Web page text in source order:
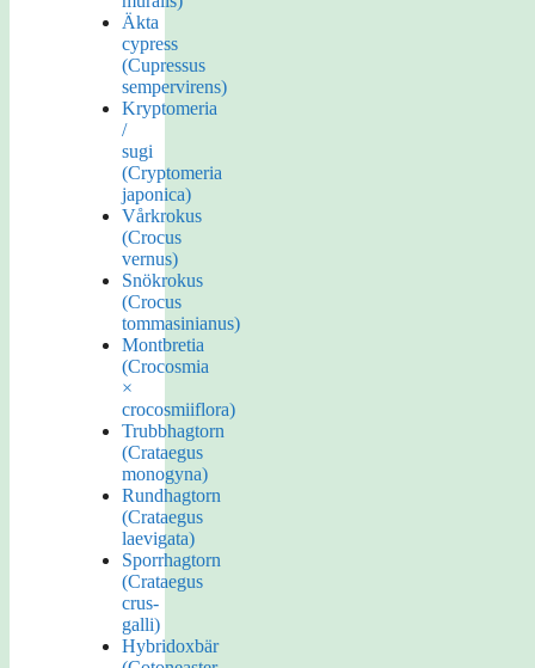
Äkta
cypress
(Cupressus
sempervirens)
Kryptomeria
/
sugi
(Cryptomeria
japonica)
Vårkrokus
(Crocus
vernus)
Snökrokus
(Crocus
tommasinianus)
Montbretia
(Crocosmia
×
crocosmiiflora)
Trubbhagtorn
(Crataegus
monogyna)
Rundhagtorn
(Crataegus
laevigata)
Sporrhagtorn
(Crataegus
crus-
galli)
Hybridoxbär